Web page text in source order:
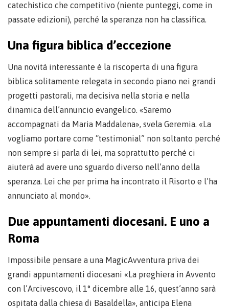
catechistico che competitivo (niente punteggi, come in
passate edizioni), perché la speranza non ha classifica.
Una figura biblica d’eccezione
Una novità interessante è la riscoperta di una figura
biblica solitamente relegata in secondo piano nei grandi
progetti pastorali, ma decisiva nella storia e nella
dinamica dell’annuncio evangelico. «Saremo
accompagnati da Maria Maddalena», svela Geremia. «La
vogliamo portare come “testimonial” non soltanto perché
non sempre si parla di lei, ma soprattutto perché ci
aiuterà ad avere uno sguardo diverso nell’anno della
speranza. Lei che per prima ha incontrato il Risorto e l’ha
annunciato al mondo».
Due appuntamenti diocesani. E uno a
Roma
Impossibile pensare a una MagicAvventura priva dei
grandi appuntamenti diocesani «La preghiera in Avvento
con l’Arcivescovo, il 1° dicembre alle 16, quest’anno sarà
ospitata dalla chiesa di Basaldella», anticipa Elena